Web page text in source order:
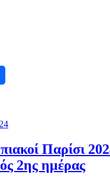
Παρίσι
2ης ημέρας